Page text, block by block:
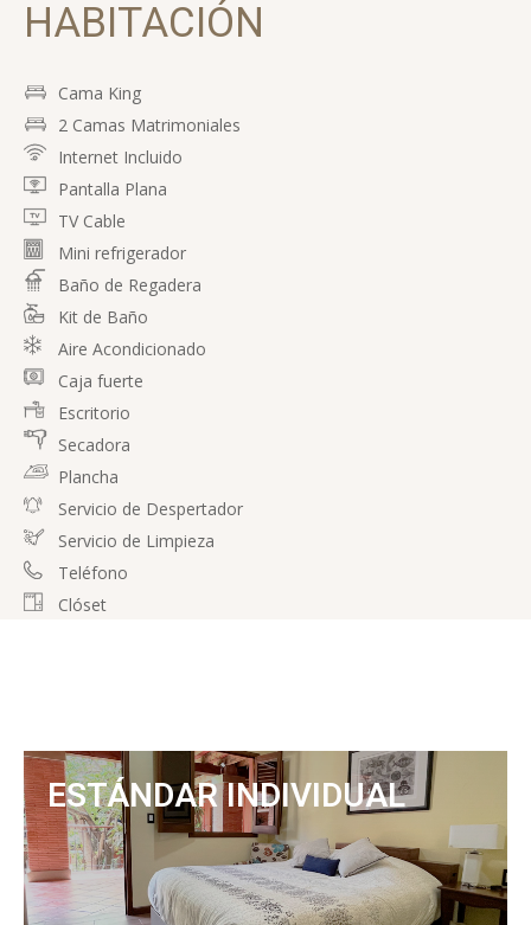
HABITACIÓN
Cama King
2 Camas Matrimoniales
Internet Incluido
Pantalla Plana
TV Cable
Mini refrigerador
Baño de Regadera
Kit de Baño
Aire Acondicionado
Caja fuerte
Escritorio
Secadora
Plancha
Servicio de Despertador
Servicio de Limpieza
Teléfono
Clóset
ESTÁNDAR INDIVIDUAL